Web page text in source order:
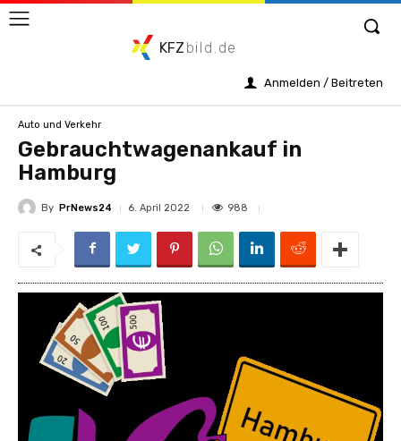
KFZ bild.de
Anmelden / Beitreten
Auto und Verkehr
Gebrauchtwagenankauf in
Hamburg
By PrNews24 6. April 2022 988